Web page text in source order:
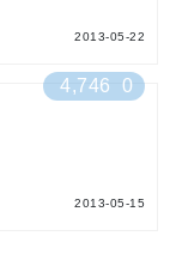
2013-05-22
4,746 0
2013-05-15